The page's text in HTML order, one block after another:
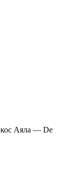
Аяла — De